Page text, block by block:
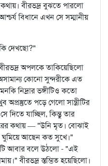
কথায়। বীরভদ্র বুঝতে পারলো
বিধানে এখন সে সম্মানীয়
দেখছো?"
বীরভদ্র অপলকে তাকিয়েছিলো
কোনো সুন্দরীকে এত
নিদ্রার ভঙ্গীটিও কতো
পড়ে গেলো সান্ত্রীটির
দিতে যাচ্ছিল, কিন্তু তার
কথায় — "উনি মৃত। বোঝাই
ঘুমিয়ে আছেন কত সুখে।"
আবার বলে উঠলো - "এই
বীরভদ্র স্তম্ভিত হয়েছিলো।